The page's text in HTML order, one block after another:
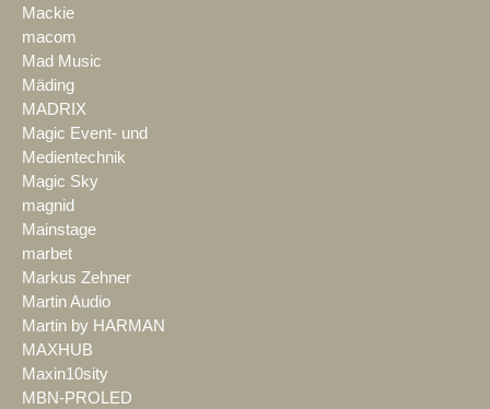
Mackie
macom
Mad Music
Mäding
MADRIX
Magic Event- und
Medientechnik
Magic Sky
magnid
Mainstage
marbet
Markus Zehner
Martin Audio
Martin by HARMAN
MAXHUB
Maxin10sity
MBN-PROLED